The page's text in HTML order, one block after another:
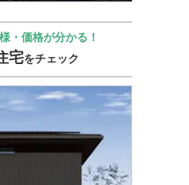
・価格が分かる！
宅をチェック